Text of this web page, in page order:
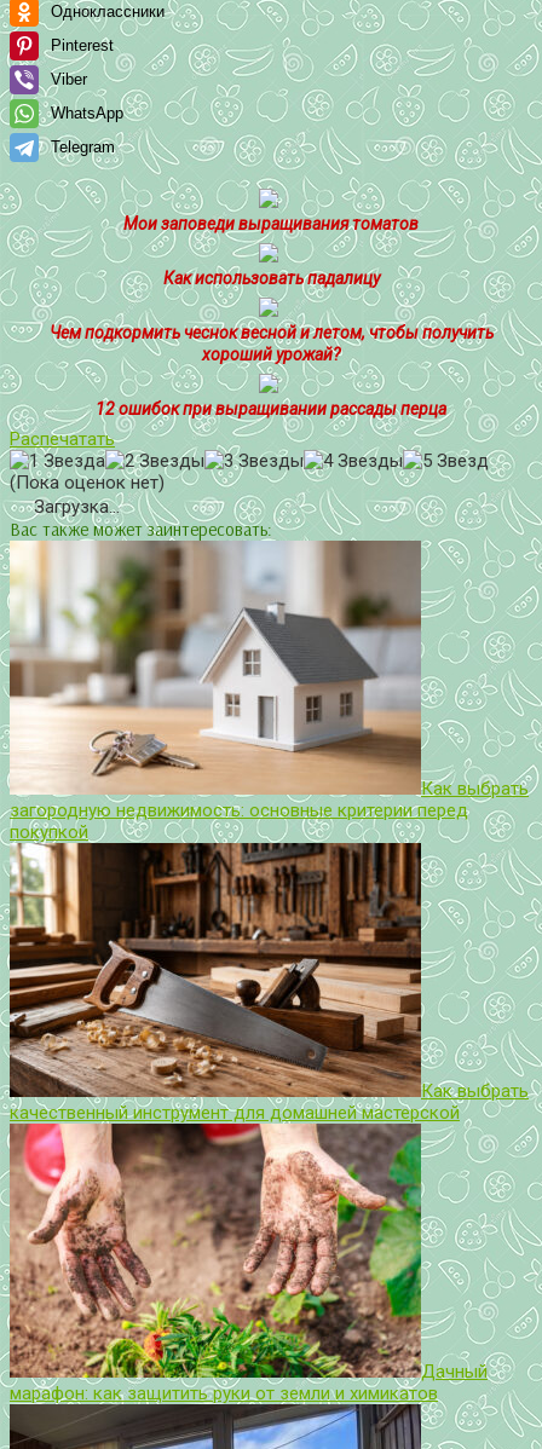
Одноклассники
Pinterest
Viber
WhatsApp
Telegram
Мои заповеди выращивания томатов
Как использовать падалицу
Чем подкормить чеснок весной и летом, чтобы получить
хороший урожай?
12 ошибок при выращивании рассады перца
Распечатать
(Пока оценок нет)
Загрузка...
Вас также может заинтересовать:
Как выбрать
загородную недвижимость: основные критерии перед
покупкой
Как выбрать
качественный инструмент для домашней мастерской
Дачный
марафон: как защитить руки от земли и химикатов